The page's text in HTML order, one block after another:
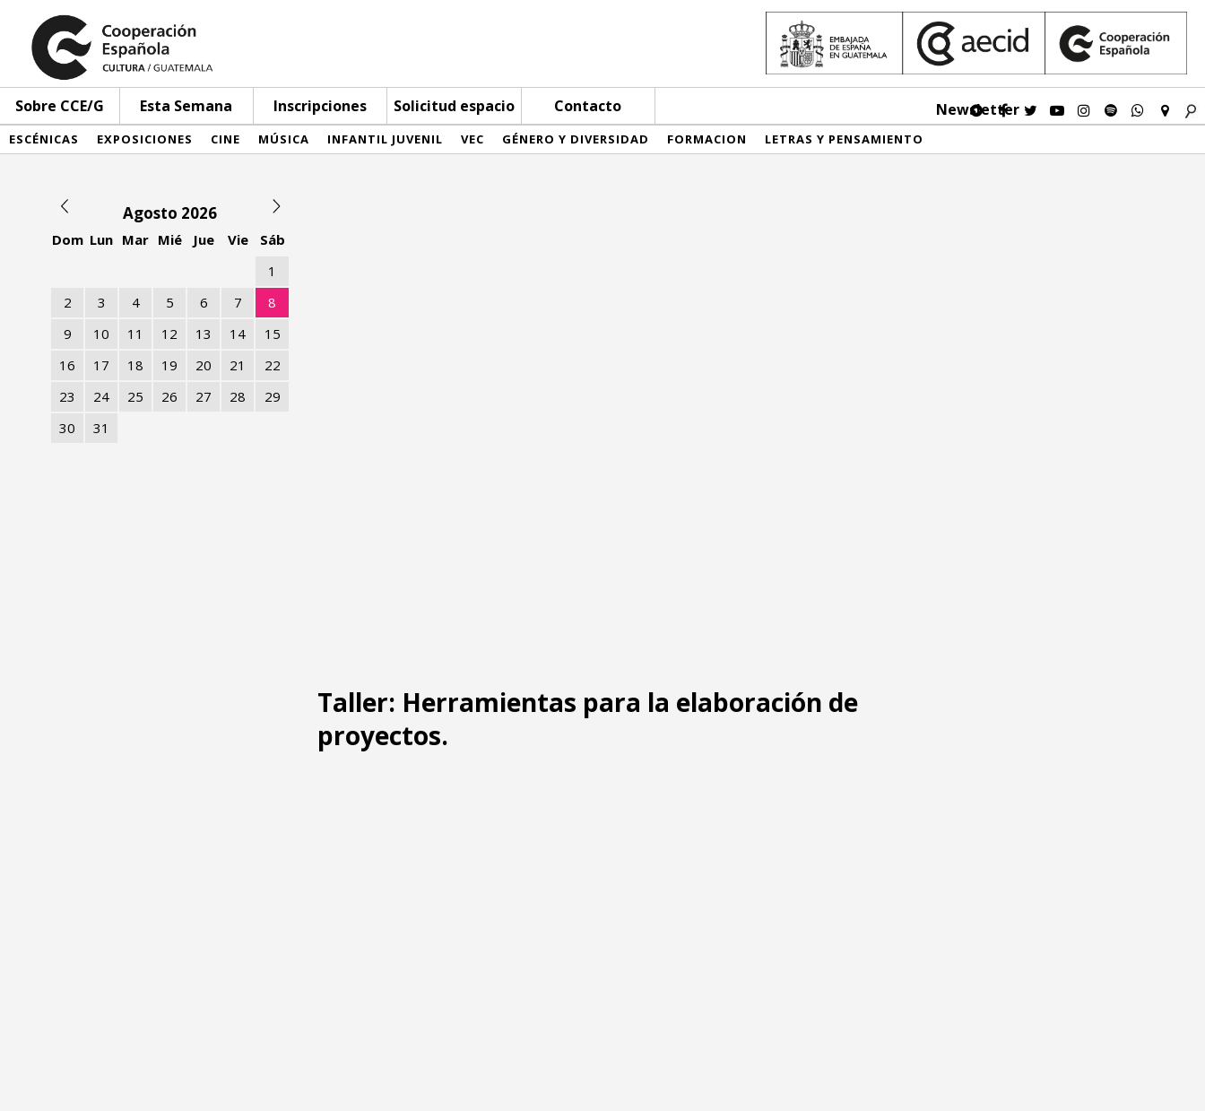
Sobre CCE/G Esta Semana Inscripciones Solicitud espacio Contacto Newsletter
ESCÉNICAS EXPOSICIONES CINE MÚSICA INFANTIL JUVENIL VEC GÉNERO Y DIVERSIDAD FORMACION LETRAS Y PENSAMIENTO
Agosto 2026
Dom Lun Mar Mié Jue Vie
Sáb
1
2
3 4 5 6 7
8
9
10 11 12 13 14
15
16
17 18 19 20 21
22
23
24 25 26 27 28
29
30
31
Taller: Herramientas para la elaboración de
proyectos.